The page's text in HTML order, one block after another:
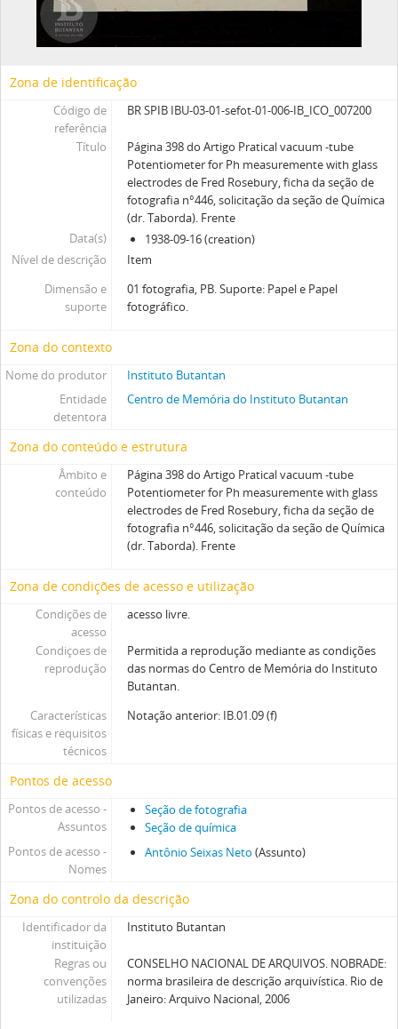
Zona de identificação
Código de
referência
BR SPIB IBU-03-01-sefot-01-006-IB_ICO_007200
Título
Página 398 do Artigo Pratical vacuum -tube
Potentiometer for Ph measuremente with glass
electrodes de Fred Rosebury, ficha da seção de
fotografia n°446, solicitação da seção de Química
(dr. Taborda). Frente
Data(s)
1938-09-16 (creation)
Nível de descrição
Item
Dimensão e
suporte
01 fotografia, PB. Suporte: Papel e Papel
fotográfico.
Zona do contexto
Nome do produtor
Instituto Butantan
Entidade
detentora
Centro de Memória do Instituto Butantan
Zona do conteúdo e estrutura
Âmbito e
conteúdo
Página 398 do Artigo Pratical vacuum -tube
Potentiometer for Ph measuremente with glass
electrodes de Fred Rosebury, ficha da seção de
fotografia n°446, solicitação da seção de Química
(dr. Taborda). Frente
Zona de condições de acesso e utilização
Condições de
acesso
acesso livre.
Condiçoes de
reprodução
Permitida a reprodução mediante as condições
das normas do Centro de Memória do Instituto
Butantan.
Características
físicas e requisitos
técnicos
Notação anterior: IB.01.09 (f)
Pontos de acesso
Pontos de acesso -
Assuntos
Seção de fotografia
Seção de química
Pontos de acesso -
Nomes
Antônio Seixas Neto (Assunto)
Zona do controlo da descrição
Identificador da
instituição
Instituto Butantan
Regras ou
convenções
utilizadas
CONSELHO NACIONAL DE ARQUIVOS. NOBRADE:
norma brasileira de descrição arquivística. Rio de
Janeiro: Arquivo Nacional, 2006